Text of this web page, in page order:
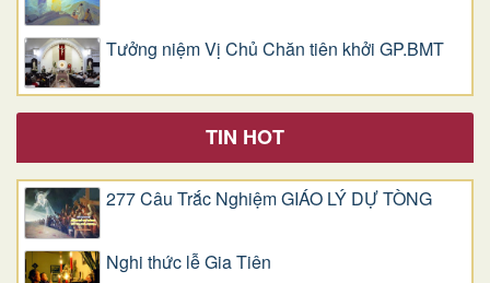
Tưởng niệm Vị Chủ Chăn tiên khởi GP.BMT
TIN HOT
277 Câu Trắc Nghiệm GIÁO LÝ DỰ TÒNG
Nghi thức lễ Gia Tiên